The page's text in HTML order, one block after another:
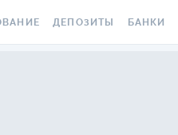
ДЕПОЗИТЫ БАНКИ